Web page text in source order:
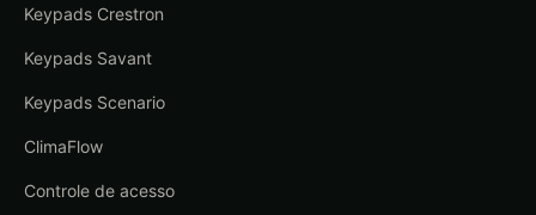
Keypads Crestron
Keypads Savant
Keypads Scenario
ClimaFlow
Controle de acesso